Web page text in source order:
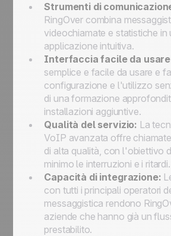
Strumenti di
RingOver combina
videochiamate e statistiche in
applicazione intuitiva.
Interfaccia facile da
semplice e facile da usare e
configurazione e l'utilizzo
di una formazione
installazioni aggiuntive.
Qualità del servizio: La
VoIP avanzata offre
di alta qualità, con l'obiettivo
minimo le interruzioni e i ritardi.
Capacità di integrazione:
con tutti i principali operatori
messaggistica rendono
aziende che hanno già un
prestabilito.